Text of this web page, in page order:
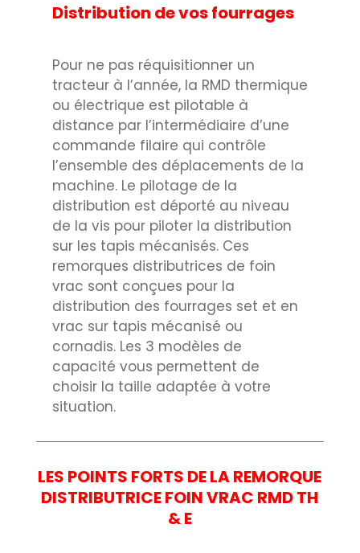
Distribution de vos fourrages
Pour ne pas réquisitionner un
tracteur à l’année, la RMD thermique
ou électrique est pilotable à
distance par l’intermédiaire d’une
commande filaire qui contrôle
l’ensemble des déplacements de la
machine. Le pilotage de la
distribution est déporté au niveau
de la vis pour piloter la distribution
sur les tapis mécanisés. Ces
remorques distributrices de foin
vrac sont conçues pour la
distribution des fourrages set et en
vrac sur tapis mécanisé ou
cornadis. Les 3 modèles de
capacité vous permettent de
choisir la taille adaptée à votre
situation.
LES POINTS FORTS DE LA REMORQUE
DISTRIBUTRICE FOIN VRAC RMD TH
& E